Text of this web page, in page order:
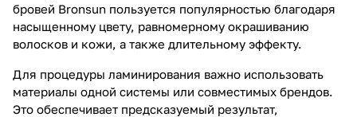
бровей Bronsun пользуется популярностью благодаря
насыщенному цвету, равномерному окрашиванию
волосков и кожи, а также длительному эффекту.
Для процедуры ламинирования важно использовать
материалы одной системы или совместимых брендов.
Это обеспечивает предсказуемый результат,